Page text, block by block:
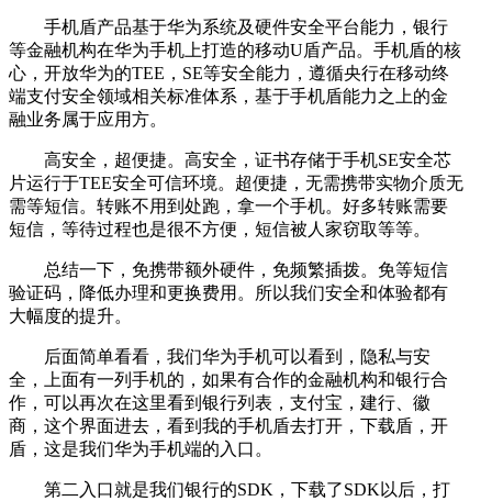
手机盾产品基于华为系统及硬件安全平台能力，银行
等金融机构在华为手机上打造的移动U盾产品。手机盾的核
心，开放华为的TEE，SE等安全能力，遵循央行在移动终
端支付安全领域相关标准体系，基于手机盾能力之上的金
融业务属于应用方。
高安全，超便捷。高安全，证书存储于手机SE安全芯
片运行于TEE安全可信环境。超便捷，无需携带实物介质无
需等短信。转账不用到处跑，拿一个手机。好多转账需要
短信，等待过程也是很不方便，短信被人家窃取等等。
总结一下，免携带额外硬件，免频繁插拨。免等短信
验证码，降低办理和更换费用。所以我们安全和体验都有
大幅度的提升。
后面简单看看，我们华为手机可以看到，隐私与安
全，上面有一列手机的，如果有合作的金融机构和银行合
作，可以再次在这里看到银行列表，支付宝，建行、徽
商，这个界面进去，看到我的手机盾去打开，下载盾，开
盾，这是我们华为手机端的入口。
第二入口就是我们银行的SDK，下载了SDK以后，打